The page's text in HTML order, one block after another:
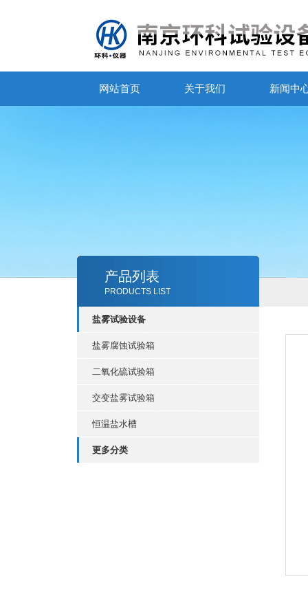
网站首页 关于我们 新闻中
产品列表
PRODUCTS LIST
盐雾试验设备
盐雾腐蚀试验箱
二氧化硫试验箱
交变盐雾试验箱
恒温盐水槽
更多分类